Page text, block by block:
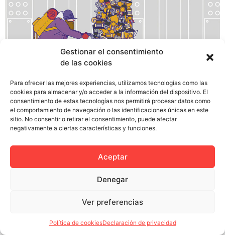
Gestionar el consentimiento
de las cookies
Para ofrecer las mejores experiencias, utilizamos tecnologías como las
cookies para almacenar y/o acceder a la información del dispositivo. El
consentimiento de estas tecnologías nos permitirá procesar datos como
el comportamiento de navegación o las identificaciones únicas en este
sitio. No consentir o retirar el consentimiento, puede afectar
negativamente a ciertas características y funciones.
Aceptar
Denegar
Ver preferencias
Política de cookiesDeclaración de privacidad
La Asociación Micológica Nosolosetas y la
Mancomunidad de Municipios del Bajo Guadalquivir
convoca dentro del programa de actividades
FUNGOFEST 2017 – Festival Gastro-artístico del Sur, el
Concurso de Diseño Gráfico e Identidad de la XD
Edición de las Jornadas Micológicas del Bajo
Podrán participar en el concurso […]
Política de privacidad
Política de cookies (UE)
Colectivo Miga © 2023